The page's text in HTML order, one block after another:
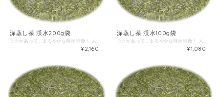
深蒸し茶 渓水200g袋
コクがあって、まろやかな味が特徴！ 人気急上昇中のお茶♪
¥2,160
深蒸し茶 渓水100g袋
コクがあって、まろやかな味が特徴！ 人気急上昇中のお茶♪
¥1,080